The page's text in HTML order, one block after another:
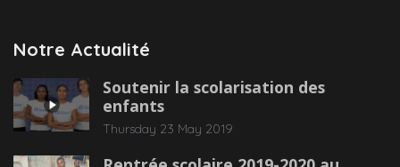
Notre Actualité
Soutenir la scolarisation des
enfants
Thursday 23 May 2019